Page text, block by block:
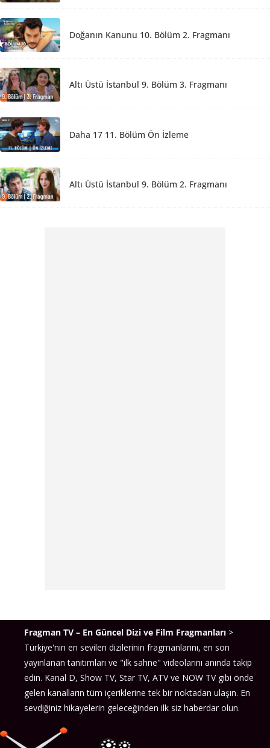
Doğanın Kanunu 10. Bölüm 2. Fragmanı
Altı Üstü İstanbul 9. Bölüm 3. Fragmanı
Daha 17 11. Bölüm Ön İzleme
Altı Üstü İstanbul 9. Bölüm 2. Fragmanı
Fragman TV – En Güncel Dizi ve Film Fragmanları >
Türkiye'nin en sevilen dizilerinin fragmanlarını, en son
yayınlanan tanıtımları ve "ilk sahne" videolarını anında takip
edin. Kanal D, Show TV, Star TV, ATV ve NOW TV gibi önde
gelen kanalların tüm içeriklerine tek bir noktadan ulaşın. En
sevdiğiniz hikayelerin geleceğinden ilk siz haberdar olun.